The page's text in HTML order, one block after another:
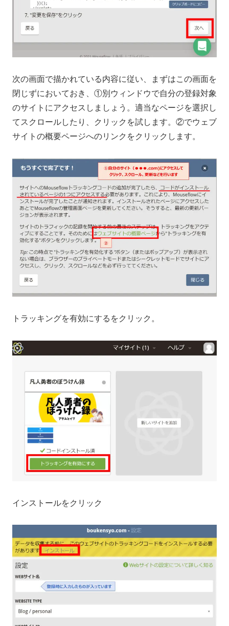
次の画面で描かれている内容に従い、まずはこの画面を
閉じずにおいておき、①別ウィンドウで自分の登録対象
のサイトにアクセスしましょう。適当なページを選択し
てスクロールしたり、クリックを試します。②でウェブ
サイトの概要ページへのリンクをクリックします。
トラッキングを有効にするをクリック。
インストールをクリック